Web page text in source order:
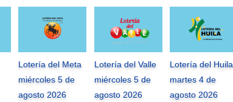
Lotería del Meta
miércoles 5 de
agosto 2026
Lotería del Valle
miércoles 5 de
agosto 2026
Lotería del Huila
martes 4 de
agosto 2026